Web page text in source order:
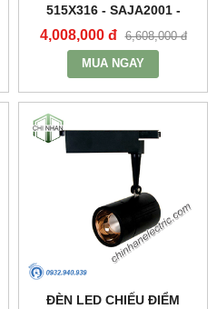
515X316 - SAJA2001 -
DUHAL
4,008,000 đ 6,608,000 đ
MUA NGAY
ĐÈN LED CHIẾU ĐIỂM